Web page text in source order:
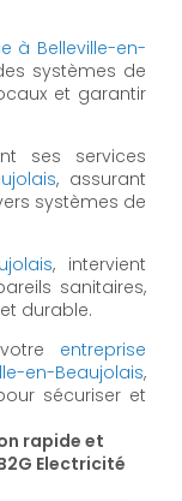
à Belleville-en-
systèmes de
et garantir
ses services
, assurant
systèmes de
, intervient
sanitaires,
durable.
entreprise
en-Beaujolais,
sécuriser et
rapide et
Electricité